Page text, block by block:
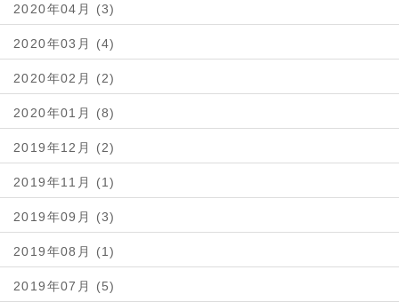
2020年04月 (3)
2020年03月 (4)
2020年02月 (2)
2020年01月 (8)
2019年12月 (2)
2019年11月 (1)
2019年09月 (3)
2019年08月 (1)
2019年07月 (5)